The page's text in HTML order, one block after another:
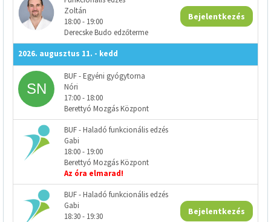
Zoltán
18:00 - 19:00
Derecske Budo edzőterme
Bejelentkezés
2026. augusztus 11. - kedd
BUF - Egyéni gyógytorna
Nóri
17:00 - 18:00
Berettyó Mozgás Központ
BUF - Haladó funkcionális edzés
Gabi
18:00 - 19:00
Berettyó Mozgás Központ
Az óra elmarad!
BUF - Haladó funkcionális edzés
Gabi
18:30 - 19:30
Bejelentkezés